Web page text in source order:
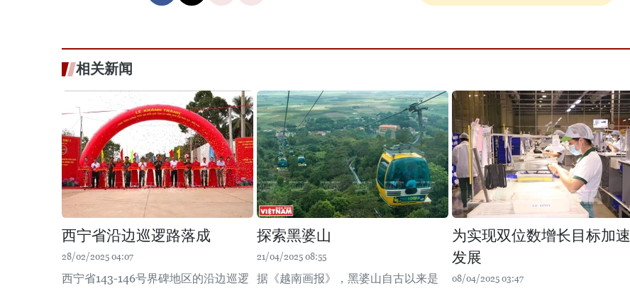
相关新闻
西宁省沿边巡逻路落成
28/02/2025 04:07
西宁省143-146号界碑地区的沿边巡逻
探索黑婆山
21/04/2025 08:55
据《越南画报》，黑婆山自古以来是
为实现双位数增长目标加速
发展
08/04/2025 03:47